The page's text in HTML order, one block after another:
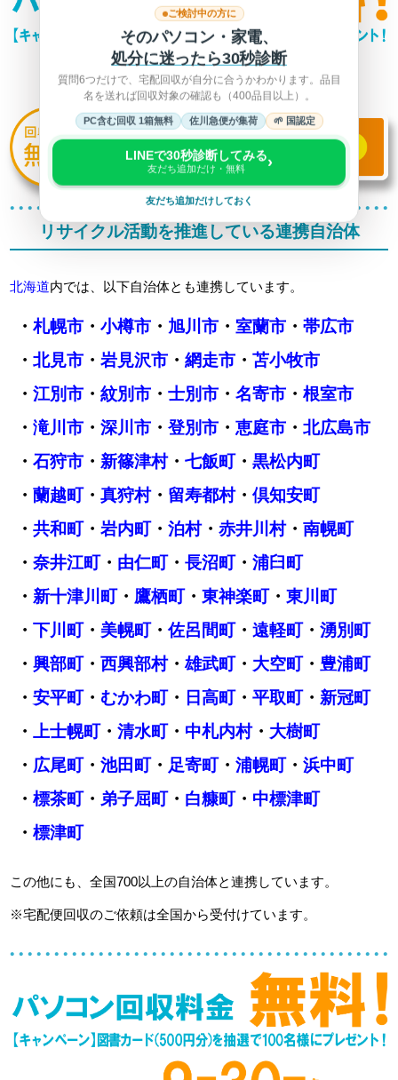
リサイクル活動を推進している連携自治体
北海道内では、以下自治体とも連携しています。
・ 札幌市・ 小樽市・ 旭川市・ 室蘭市・ 帯広市
・ 北見市・ 岩見沢市・ 網走市・ 苫小牧市
・ 江別市・ 紋別市・ 士別市・ 名寄市・ 根室市
・ 滝川市・ 深川市・ 登別市・ 恵庭市・ 北広島市
・ 石狩市・ 新篠津村・ 七飯町・ 黒松内町
・ 蘭越町・ 真狩村・ 留寿都村・ 倶知安町
・ 共和町・ 岩内町・ 泊村・ 赤井川村・ 南幌町
・ 奈井江町・ 由仁町・ 長沼町・ 浦臼町
・ 新十津川町・ 鷹栖町・ 東神楽町・ 東川町
・ 下川町・ 美幌町・ 佐呂間町・ 遠軽町・ 湧別町
・ 興部町・ 西興部村・雄武町・ 大空町・ 豊浦町
・ 安平町・ むかわ町・ 日高町・ 平取町・ 新冠町
・ 上士幌町・ 清水町・ 中札内村・ 大樹町
・ 広尾町・ 池田町・ 足寄町・ 浦幌町・ 浜中町
・ 標茶町・ 弟子屈町・ 白糠町・ 中標津町
・ 標津町
この他にも、全国700以上の自治体と連携しています。
※宅配便回収のご依頼は全国から受付けています。
ご検討中の方に
そのパソコン・家電、
処分に迷ったら30秒診断
質問6つだけで、宅配回収が自分に合うかわかります。品目
名を送れば回収対象の確認も（400品目以上）。
PC含む回収 1箱無料 佐川急便が集荷 🌱 国認定
LINEで30秒診断してみる
友だち追加だけ・無料 ›
友だち追加だけしておく